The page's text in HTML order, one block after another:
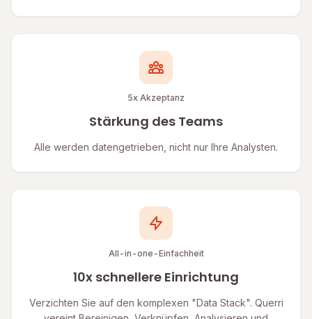
5x Akzeptanz
Stärkung des Teams
Alle werden datengetrieben, nicht nur Ihre Analysten.
All-in-one-Einfachheit
10x schnellere Einrichtung
Verzichten Sie auf den komplexen "Data Stack". Querri